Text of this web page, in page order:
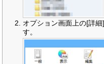
オプション画面上の[詳
す。